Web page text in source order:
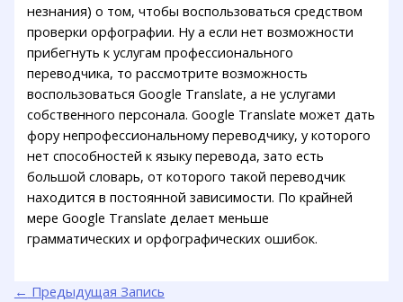
незнания) о том, чтобы воспользоваться средством
проверки орфографии. Ну а если нет возможности
прибегнуть к услугам профессионального
переводчика, то рассмотрите возможность
воспользоваться Google Translate, а не услугами
собственного персонала. Google Translate может дать
фору непрофессиональному переводчику, у которого
нет способностей к языку перевода, зато есть
большой словарь, от которого такой переводчик
находится в постоянной зависимости. По крайней
мере Google Translate делает меньше
грамматических и орфографических ошибок.
← Предыдущая Запись